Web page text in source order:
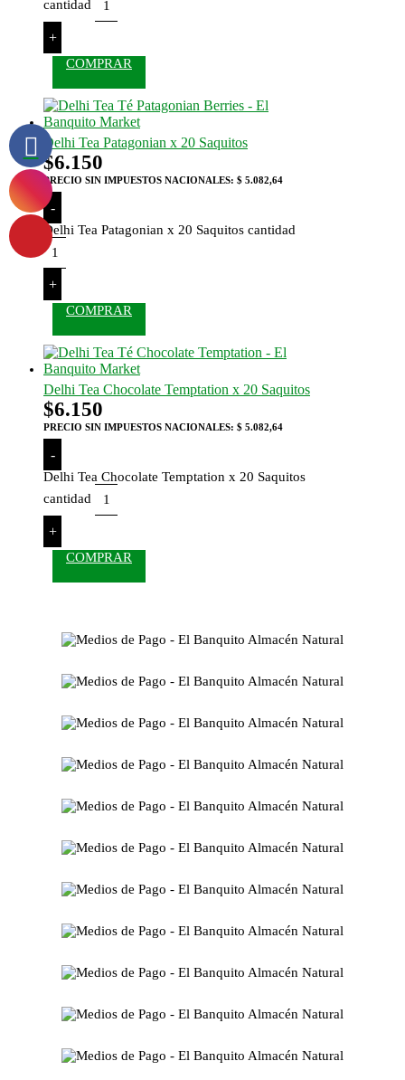
cantidad
+
COMPRAR
Delhi Tea Patagonian x 20 Saquitos
$6.150
PRECIO SIN IMPUESTOS NACIONALES: $ 5.082,64
-
Delhi Tea Patagonian x 20 Saquitos cantidad
+
COMPRAR
Delhi Tea Chocolate Temptation x 20 Saquitos
$6.150
PRECIO SIN IMPUESTOS NACIONALES: $ 5.082,64
-
Delhi Tea Chocolate Temptation x 20 Saquitos
cantidad
+
COMPRAR